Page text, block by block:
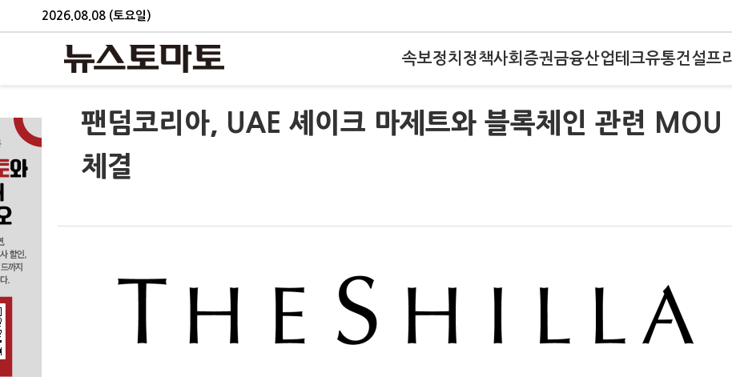
2026.08.08 (토요일)
속보정치 정책사회 증권금융산업테크유통건설프
팬덤코리아, UAE 셰이크 마제트와 블록체인 관련 MOU
체결